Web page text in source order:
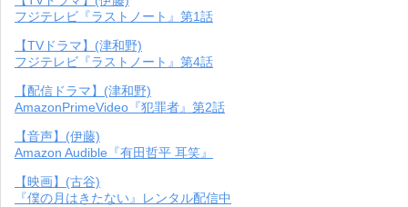
フジテレビ『ラストノート』第1話
【TVドラマ】(津和野)
フジテレビ『ラストノート』第4話
【配信ドラマ】(津和野)
AmazonPrimeVideo『犯罪者』第2話
【音声】(伊藤)
Amazon Audible『有田哲平 耳笑』
【映画】(古谷)
『僕の月はきたない』レンタル配信中